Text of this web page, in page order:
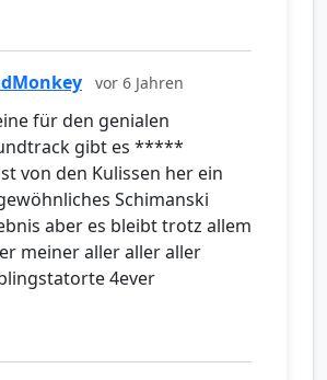
vor 6 Jahren
für den genialen
gibt es *****
von den Kulissen her ein
Schimanski
aber es bleibt trotz allem
meiner aller aller aller
4ever